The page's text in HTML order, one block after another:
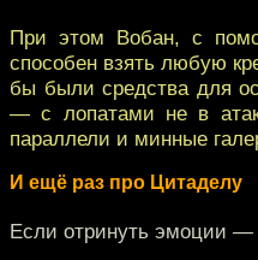
При этом Вобан, с
способен взять любую
бы были средства для
— с лопатами не в
параллели и минные
И ещё раз про Цитаделу
Если отринуть эмоции —